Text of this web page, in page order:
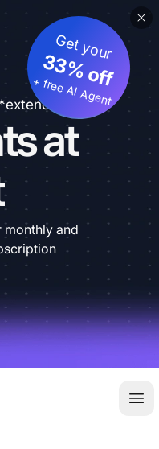
at
Get your
33% off
+ free AI Agent
monthly and